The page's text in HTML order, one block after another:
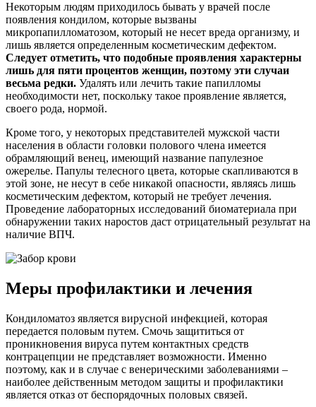
Некоторым людям приходилось бывать у врачей после
появления кондилом, которые вызваны
микропапилломатозом, который не несет вреда организму, и
лишь является определенным косметическим дефектом.
Следует отметить, что подобные проявления характерны
лишь для пяти процентов женщин, поэтому эти случаи
весьма редки. Удалять или лечить такие папилломы
необходимости нет, поскольку такое проявление является,
своего рода, нормой.
Кроме того, у некоторых представителей мужской части
населения в области головки полового члена имеется
обрамляющий венец, имеющий название папулезное
ожерелье. Папулы телесного цвета, которые скапливаются в
этой зоне, не несут в себе никакой опасности, являясь лишь
косметическим дефектом, который не требует лечения.
Проведение лабораторных исследований биоматериала при
обнаружении таких наростов даст отрицательный результат на
наличие ВПЧ.
Меры профилактики и лечения
Кондиломатоз является вирусной инфекцией, которая
передается половым путем. Смочь защититься от
проникновения вируса путем контактных средств
контрацепции не представляет возможности. Именно
поэтому, как и в случае с венерическими заболеваниями –
наиболее действенным методом защиты и профилактики
является отказ от беспорядочных половых связей.